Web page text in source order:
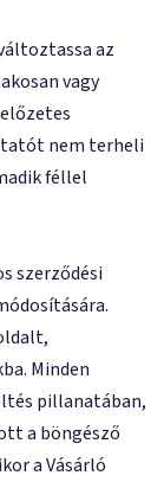
az
vagy
nem terheli
féllel
szerződési
Minden
pillanatában,
a böngésző
a Vásárló